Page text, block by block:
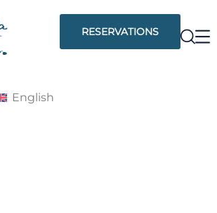
RESERVATIONS
English